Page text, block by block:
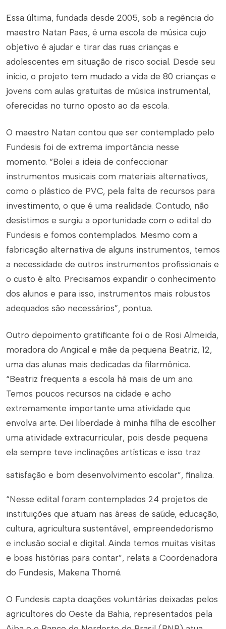
Essa última, fundada desde 2005, sob a regência do
maestro Natan Paes, é uma escola de música cujo
objetivo é ajudar e tirar das ruas crianças e
adolescentes em situação de risco social. Desde seu
início, o projeto tem mudado a vida de 80 crianças e
jovens com aulas gratuitas de música instrumental,
oferecidas no turno oposto ao da escola.
O maestro Natan contou que ser contemplado pelo
Fundesis foi de extrema importância nesse
momento. “Bolei a ideia de confeccionar
instrumentos musicais com materiais alternativos,
como o plástico de PVC, pela falta de recursos para
investimento, o que é uma realidade. Contudo, não
desistimos e surgiu a oportunidade com o edital do
Fundesis e fomos contemplados. Mesmo com a
fabricação alternativa de alguns instrumentos, temos
a necessidade de outros instrumentos profissionais e
o custo é alto. Precisamos expandir o conhecimento
dos alunos e para isso, instrumentos mais robustos
adequados são necessários”, pontua.
Outro depoimento gratificante foi o de Rosi Almeida,
moradora do Angical e mãe da pequena Beatriz, 12,
uma das alunas mais dedicadas da filarmônica.
“Beatriz frequenta a escola há mais de um ano.
Temos poucos recursos na cidade e acho
extremamente importante uma atividade que
envolva arte. Dei liberdade à minha filha de escolher
uma atividade extracurricular, pois desde pequena
ela sempre teve inclinações artísticas e isso traz
satisfação e bom desenvolvimento escolar”, finaliza.
“Nesse edital foram contemplados 24 projetos de
instituições que atuam nas áreas de saúde, educação,
cultura, agricultura sustentável, empreendedorismo
e inclusão social e digital. Ainda temos muitas visitas
e boas histórias para contar”, relata a Coordenadora
do Fundesis, Makena Thomé.
O Fundesis capta doações voluntárias deixadas pelos
agricultores do Oeste da Bahia, representados pela